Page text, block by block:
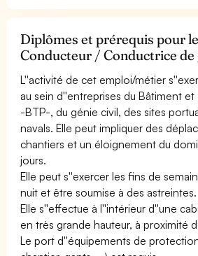
Diplômes et prérequis pour
Conducteur / Conductrice de
L''activité de cet emploi/métier
au sein d''entreprises du Bâtiment et
-BTP-, du génie civil, des sites
navals. Elle peut impliquer des
chantiers et un éloignement du
jours.
Elle peut s''exercer les fins de
nuit et être soumise à des astreintes.
Elle s''effectue à l''intérieur d''une
en très grande hauteur, à proximité
Le port d''équipements de